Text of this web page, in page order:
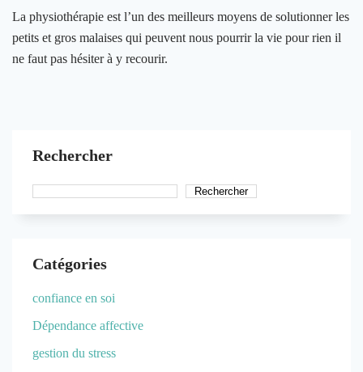
La physiothérapie est l’un des meilleurs moyens de solutionner les
petits et gros malaises qui peuvent nous pourrir la vie pour rien il
ne faut pas hésiter à y recourir.
Rechercher
Rechercher
Catégories
confiance en soi
Dépendance affective
gestion du stress